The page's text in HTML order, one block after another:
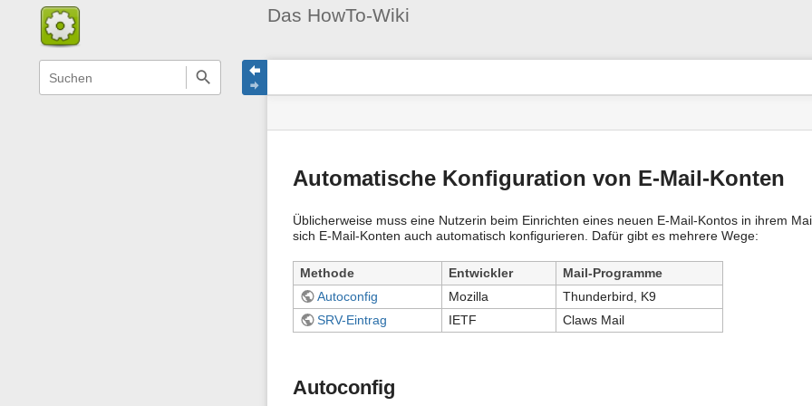
Das HowTo-Wiki
Wikiübergreifende
Schnellsuche
Werkzeuge
Automatische Konfiguration von E-Mail-Konten
Üblicherweise muss eine Nutzerin beim Einrichten eines neuen E-Mail-Kontos in ihrem
sich E-Mail-Konten auch automatisch konfigurieren. Dafür gibt es mehrere Wege:
Methode Entwickler
Mail-Programme
Autoconfig
Mozilla
Thunderbird, K9
SRV-Eintrag
IETF Claws Mail
Autoconfig